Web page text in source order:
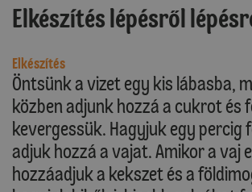
Elkészítés lépésről
Elkészítés
Öntsünk a vizet egy kis lábasba,
közben adjunk hozzá a cukrot és
kevergessük. Hagyjuk egy percig
adjuk hozzá a vajat. Amikor a vaj
hozzáadjuk a kekszet és a